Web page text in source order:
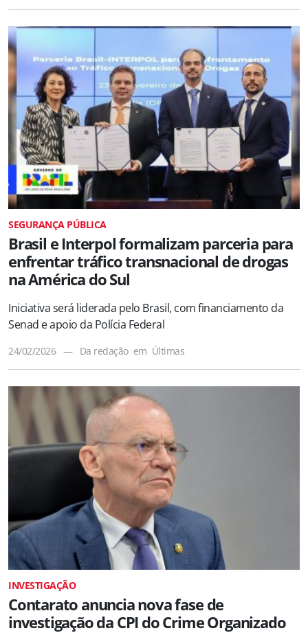
SEGURANÇA PÚBLICA
Brasil e Interpol formalizam parceria para
enfrentar tráfico transnacional de drogas
na América do Sul
Iniciativa será liderada pelo Brasil, com financiamento da
Senad e apoio da Polícia Federal
24/02/2026 — Da redação em Últimas
INVESTIGAÇÃO
Contarato anuncia nova fase de
investigação da CPI do Crime Organizado